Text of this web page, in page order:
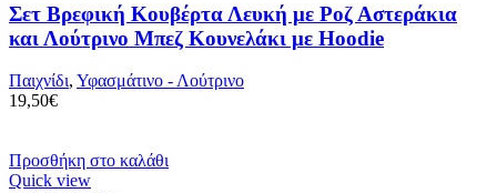
Σετ Βρεφική Κουβέρτα Λευκή με Ροζ Αστεράκια
και Λούτρινο Μπεζ Κουνελάκι με Hoodie
Παιχνίδι, Υφασμάτινο - Λούτρινο
19,50€
Προσθήκη στο καλάθι
Quick view